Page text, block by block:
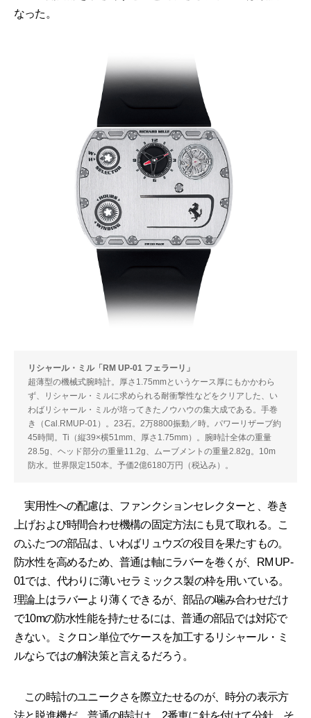
なった。
リシャール・ミル「RM UP-01 フェラーリ」
超薄型の機械式腕時計。厚さ1.75mmというケース厚にもかかわら
ず、リシャール・ミルに求められる耐衝撃性などをクリアした、い
わばリシャール・ミルが培ってきたノウハウの集大成である。手巻
き（Cal.RMUP-01）。23石。2万8800振動／時。パワーリザーブ約
45時間。Ti（縦39×横51mm、厚さ1.75mm）。腕時計全体の重量
28.5g、ヘッド部分の重量11.2g、ムーブメントの重量2.82g。10m
防水。世界限定150本。予価2億6180万円（税込み）。
実用性への配慮は、ファンクションセレクターと、巻き
上げおよび時間合わせ機構の固定方法にも見て取れる。こ
のふたつの部品は、いわばリュウズの役目を果たすもの。
防水性を高めるため、普通は軸にラバーを巻くが、RM UP-
01では、代わりに薄いセラミックス製の枠を用いている。
理論上はラバーより薄くできるが、部品の噛み合わせだけ
で10mの防水性能を持たせるには、普通の部品では対応で
きない。ミクロン単位でケースを加工するリシャール・ミ
ルならではの解決策と言えるだろう。
この時計のユニークさを際立たせるのが、時分の表示方
法と脱進機だ。普通の時計は、2番車に針を付けて分針、そ